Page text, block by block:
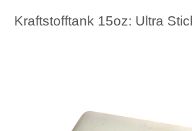
Kraftstofftank 15oz: Ultra